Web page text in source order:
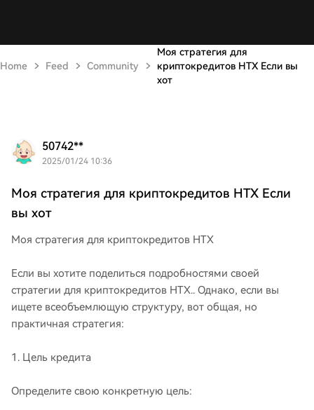
Home Feed Community
Моя стратегия для
криптокредитов HTX Если вы
хот
50742**
2025/01/24 10:36
Моя стратегия для криптокредитов HTX Если
вы хот
Моя стратегия для криптокредитов HTX
Если вы хотите поделиться подробностями своей
стратегии для криптокредитов HTX.. Однако, если вы
ищете всеобъемлющую структуру, вот общая, но
практичная стратегия:
1. Цель кредита
Определите свою конкретную цель: